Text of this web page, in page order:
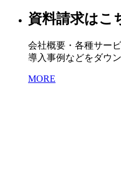
資料請求はこ
会社概要・各種サービ
導入事例などをダウ
MORE